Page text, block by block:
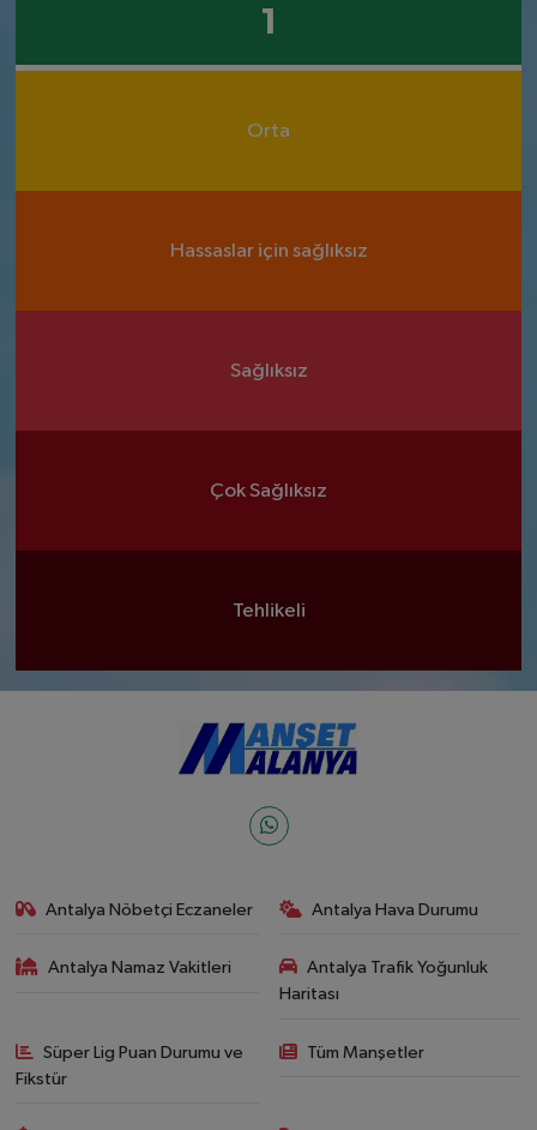
1
Orta
Hassaslar için sağlıksız
Sağlıksız
Çok Sağlıksız
Tehlikeli
Antalya Nöbetçi Eczaneler Antalya Hava Durumu
Antalya Namaz Vakitleri
Antalya Trafik Yoğunluk
Haritası
Süper Lig Puan Durumu ve
Fikstür
Tüm Manşetler